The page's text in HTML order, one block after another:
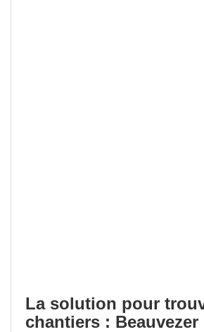
La solution pour
chantiers : Beauvezer